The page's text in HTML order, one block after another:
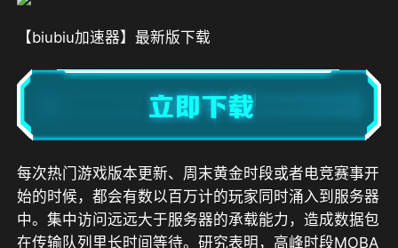
【biubiu加速器】最新版下载
每次热门游戏版本更新、周末黄金时段或者电竞赛事开
始的时候，都会有数以百万计的玩家同时涌入到服务器
中。集中访问远远大于服务器的承载能力，造成数据包
在传输队列里长时间等待。研究表明，高峰时段MOBA